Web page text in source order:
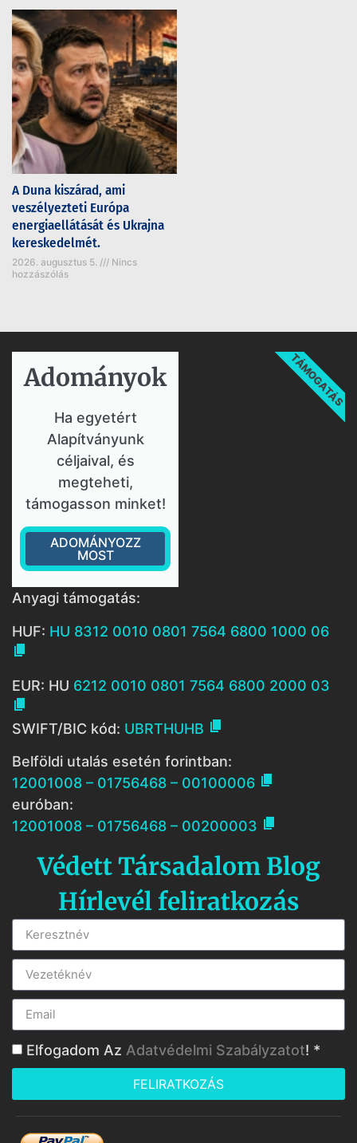
A Duna kiszárad, ami
veszélyezteti Európa
energiaellátását és Ukrajna
kereskedelmét.
2026. augusztus 5.
Nincs
hozzászólás
Adományok​
Ha egyetért
Alapítványunk
céljaival, és
megteheti,
támogasson minket!
ADOMÁNYOZZ
MOST
TÁMOGATÁS
Anyagi támogatás:
HUF: HU 8312 0010 0801 7564 6800 1000 06

EUR: HU 6212 0010 0801 7564 6800 2000 03

SWIFT/BIC kód: UBRTHUHB 
Belföldi utalás esetén forintban:
12001008 – 01756468 – 00100006 
euróban:
12001008 – 01756468 – 00200003 
Védett Társadalom Blog
Hírlevél feliratkozás
Elfogadom Az Adatvédelmi Szabályzatot! *
FELIRATKOZÁS